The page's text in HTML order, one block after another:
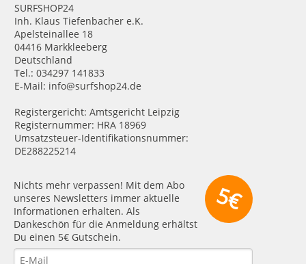
SURFSHOP24
Inh. Klaus Tiefenbacher e.K.
Apelsteinallee 18
04416 Markkleeberg
Deutschland
Tel.: 034297 141833
E-Mail: info@surfshop24.de
Registergericht: Amtsgericht Leipzig
Registernummer: HRA 18969
Umsatzsteuer-Identifikationsnummer:
DE288225214
5€
Nichts mehr verpassen! Mit dem Abo
unseres Newsletters immer aktuelle
Informationen erhalten. Als
Dankeschön für die Anmeldung erhältst
Du einen 5€ Gutschein.